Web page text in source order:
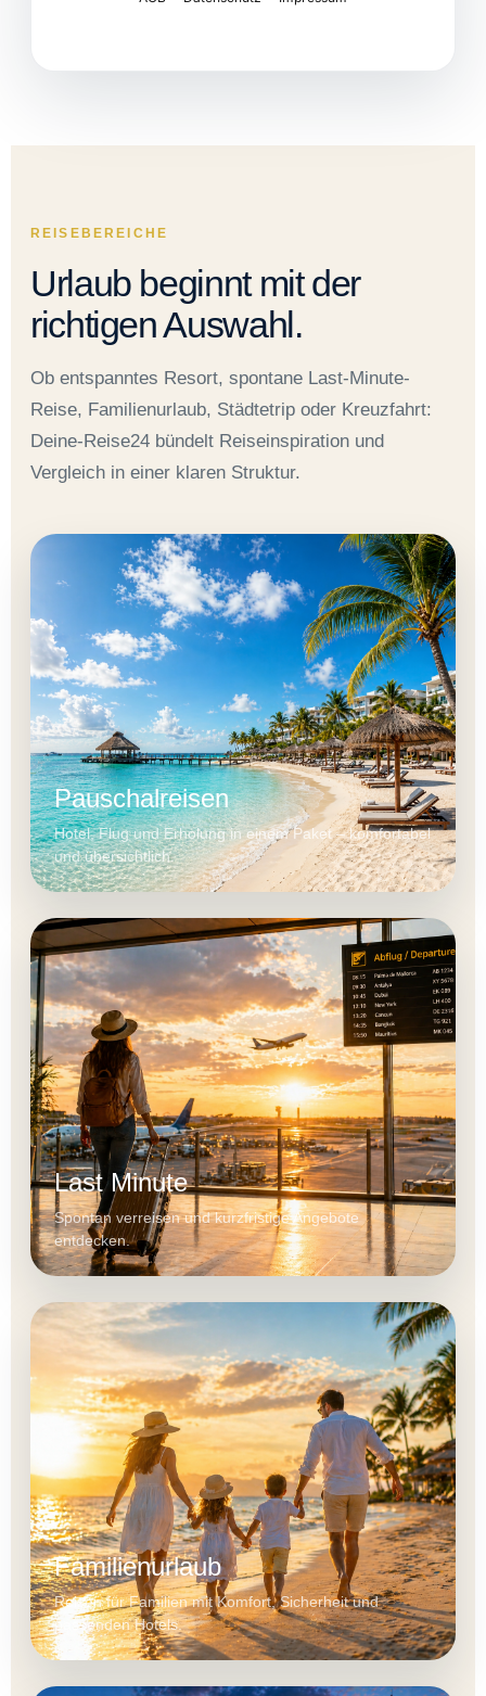
REISEBEREICHE
Urlaub beginnt mit der
richtigen Auswahl.
Ob entspanntes Resort, spontane Last-Minute-
Reise, Familienurlaub, Städtetrip oder Kreuzfahrt:
Deine-Reise24 bündelt Reiseinspiration und
Vergleich in einer klaren Struktur.
Pauschalreisen
Hotel, Flug und Erholung in einem Paket – komfortabel
und übersichtlich.
Last Minute
Spontan verreisen und kurzfristige Angebote
entdecken.
Familienurlaub
Reisen für Familien mit Komfort, Sicherheit und
passenden Hotels.